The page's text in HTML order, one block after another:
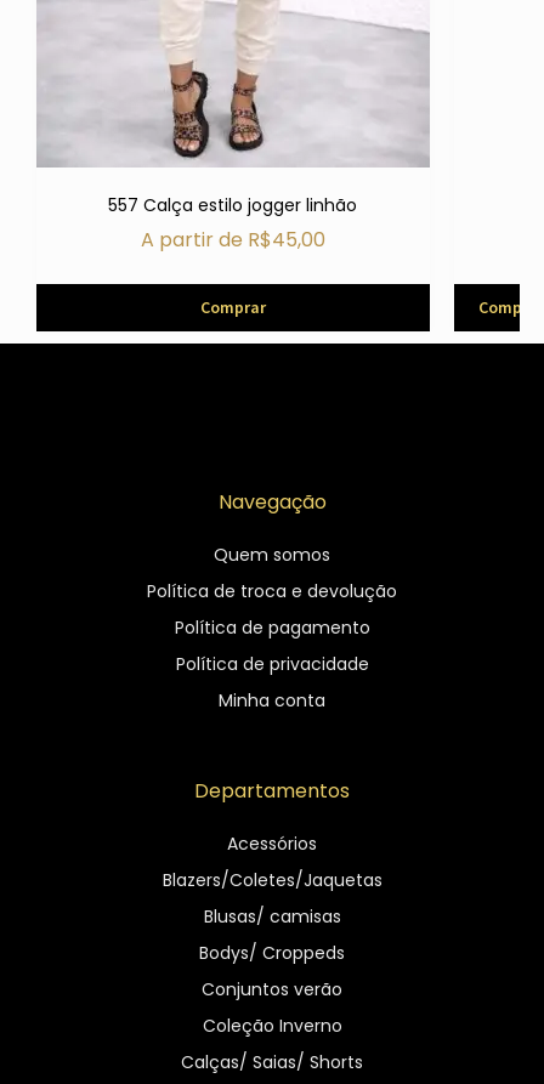
557 Calça estilo jogger linhão
A partir de R$45,00
Comprar Comprar
Navegação
Quem somos
Política de troca e devolução
Política de pagamento
Política de privacidade
Minha conta
Departamentos
Acessórios
Blazers/Coletes/Jaquetas
Blusas/ camisas
Bodys/ Croppeds
Conjuntos verão
Coleção Inverno
Calças/ Saias/ Shorts